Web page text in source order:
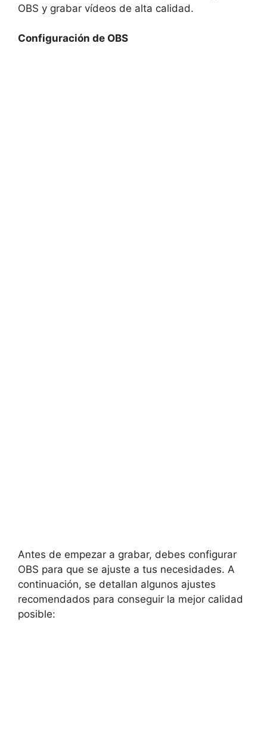
OBS y grabar vídeos de alta calidad.
Configuración de OBS
Antes de empezar a grabar, debes configurar
OBS para que se ajuste a tus necesidades. A
continuación, se detallan algunos ajustes
recomendados para conseguir la mejor calidad
posible: